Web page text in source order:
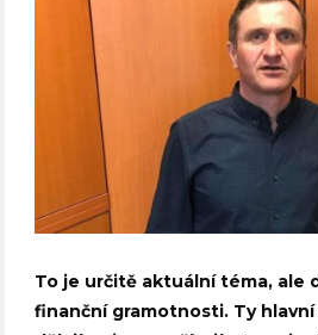
To je určitě aktuální téma, ale
finanční gramotnosti. Ty